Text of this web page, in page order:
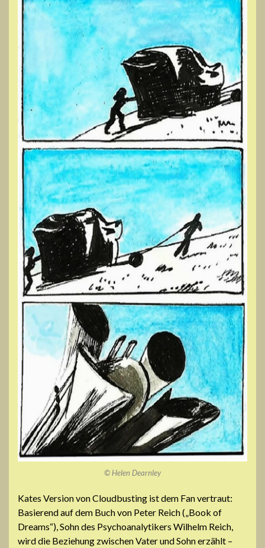
© Helen Dearnley
Kates Version von Cloudbusting ist dem Fan vertraut:
Basierend auf dem Buch von Peter Reich („Book of
Dreams“), Sohn des Psychoanalytikers Wilhelm Reich,
wird die Beziehung zwischen Vater und Sohn erzählt –